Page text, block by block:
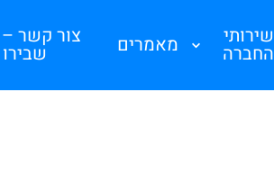
שירותי
החברה מאמרים צור קשר –
שבירו